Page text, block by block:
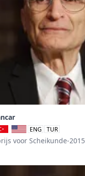
ENG TUR
voor Scheikunde-2015